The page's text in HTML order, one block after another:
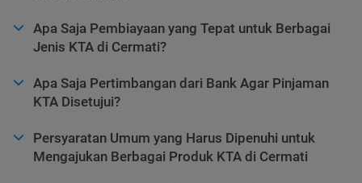
Apa Saja Pembiayaan yang Tepat untuk Berbagai
Jenis KTA di Cermati?
Apa Saja Pertimbangan dari Bank Agar Pinjaman
KTA Disetujui?
Persyaratan Umum yang Harus Dipenuhi untuk
Mengajukan Berbagai Produk KTA di Cermati